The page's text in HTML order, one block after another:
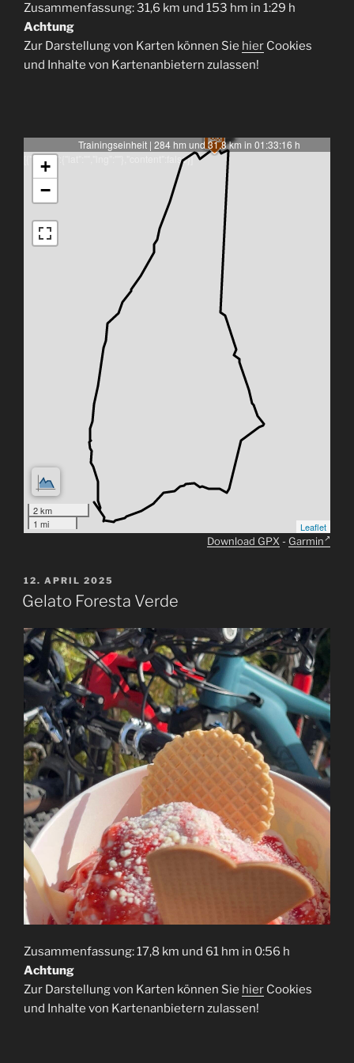
Zusammenfassung: 31,6 km und 153 hm in 1:29 h
Achtung
Zur Darstellung von Karten können Sie hier Cookies
und Inhalte von Kartenanbietern zulassen!
Trainingseinheit | 284 hm und 31.8 km in 01:33:16 h
[{"latlng":{"lat":"","lng":""},"content":false}]
+
−
2 km
1 mi
Leaflet
Download GPX - Garmin
VERÖFFENTLICHT
AM
12. APRIL 2025
Gelato Foresta Verde
Zusammenfassung: 17,8 km und 61 hm in 0:56 h
Achtung
Zur Darstellung von Karten können Sie hier Cookies
und Inhalte von Kartenanbietern zulassen!